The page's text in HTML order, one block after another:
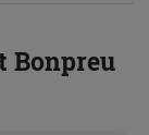
Bonpreu